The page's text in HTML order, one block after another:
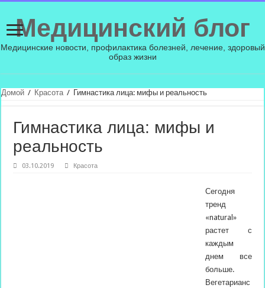
Медицинский блог
Медицинские новости, профилактика болезней, лечение, здоровый
образ жизни
Домой / Красота / Гимнастика лица: мифы и реальность
Гимнастика лица: мифы и
реальность
03.10.2019 Красота
Сегодня
тренд
«natural»
растет с
каждым
днем все
больше.
Вегетарианс